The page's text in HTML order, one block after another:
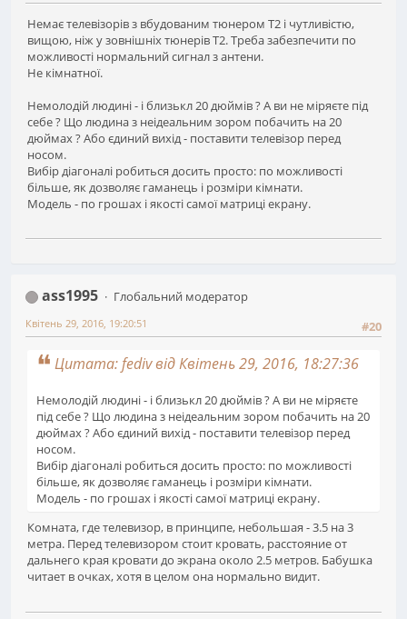
Немає телевізорів з вбудованим тюнером Т2 і чутливістю,
вищою, ніж у зовнішніх тюнерів Т2. Треба забезпечити по
можливості нормальний сигнал з антени.
Не кімнатної.
Немолодій людині - і близькл 20 дюймів ? А ви не міряєте під
себе ? Що людина з неідеальним зором побачить на 20
дюймах ? Або єдиний вихід - поставити телевізор перед
носом.
Вибір діагоналі робиться досить просто: по можливості
більше, як дозволяє гаманець і розміри кімнати.
Модель - по грошах і якості самої матриці екрану.
ass1995
Глобальний модератор
#20
Квітень 29, 2016, 19:20:51
Цитата: fediv від Квітень 29, 2016, 18:27:36
Немолодій людині - і близькл 20 дюймів ? А ви не міряєте
під себе ? Що людина з неідеальним зором побачить на 20
дюймах ? Або єдиний вихід - поставити телевізор перед
носом.
Вибір діагоналі робиться досить просто: по можливості
більше, як дозволяє гаманець і розміри кімнати.
Модель - по грошах і якості самої матриці екрану.
Комната, где телевизор, в принципе, небольшая - 3.5 на 3
метра. Перед телевизором стоит кровать, расстояние от
дальнего края кровати до экрана около 2.5 метров. Бабушка
читает в очках, хотя в целом она нормально видит.